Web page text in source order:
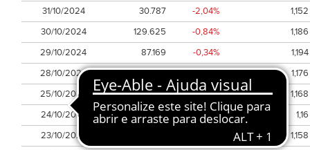
31/10/2024
30.787 -2,04%
1,152
30/10/2024
129.625 -0,84%
1,186
29/10/2024
87.169 -0,34%
1,194
28/10/2024
104.287 1,71%
1,176
25/10/2024
181.002 0,34%
1,168
24/10/2024
227.010 -0,17%
1,16
23/10/2024
1,158